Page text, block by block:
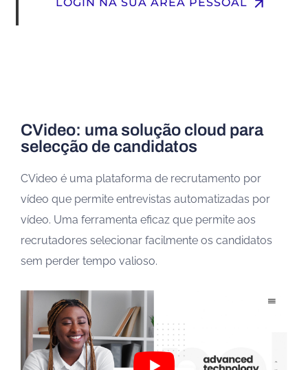
CVideo: uma solução cloud para
selecção de candidatos
CVideo é uma plataforma de recrutamento por
vídeo que permite entrevistas automatizadas por
vídeo. Uma ferramenta eficaz que permite aos
recrutadores selecionar facilmente os candidatos
sem perder tempo valioso.